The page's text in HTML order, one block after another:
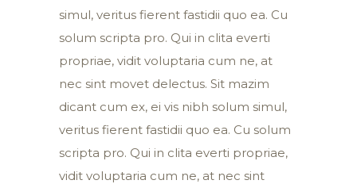
simul, veritus fierent fastidii quo ea. Cu
solum scripta pro. Qui in clita everti
propriae, vidit voluptaria cum ne, at
nec sint movet delectus. Sit mazim
dicant cum ex, ei vis nibh solum simul,
veritus fierent fastidii quo ea. Cu solum
scripta pro. Qui in clita everti propriae,
vidit voluptaria cum ne, at nec sint